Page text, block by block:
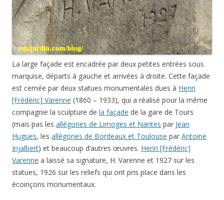
La large façade est encadrée par deux petites entrées sous
marquise, départs à gauche et arrivées à droite. Cette façade
est cernée par deux statues monumentales dues à Henri
[Frédéric] Varenne (1860 – 1933), qui a réalisé pour la même
compagnie la sculpture de la façade de la gare de Tours
(mais pas les allégories de Limoges et Nantes par Jean
Hugues, les allégories de Bordeaux et Toulouse par Antoine
Injalbert) et beaucoup d’autres œuvres. Henri [Frédéric]
Varenne a laissé sa signature, H. Varenne et 1927 sur les
statues, 1926 sur les reliefs qui ont pris place dans les
écoinçons monumentaux.